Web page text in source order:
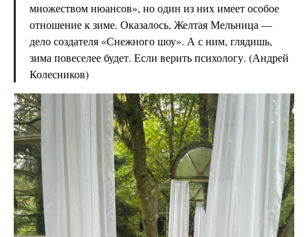
множеством нюансов», но один из них имеет особое
отношение к зиме. Оказалось, Желтая Мельница —
дело создателя «Снежного шоу». А с ним, глядишь,
зима повеселее будет. Если верить психологу. (Андрей
Колесников)